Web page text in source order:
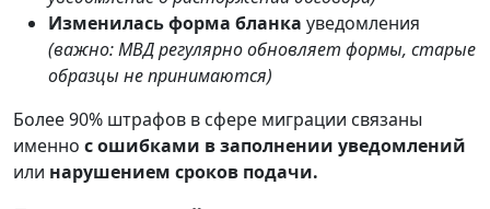
Изменилась форма бланка уведомления
(важно: МВД регулярно обновляет формы, старые
образцы не принимаются)
Более 90% штрафов в сфере миграции связаны
именно с ошибками в заполнении уведомлений
или нарушением сроков подачи.